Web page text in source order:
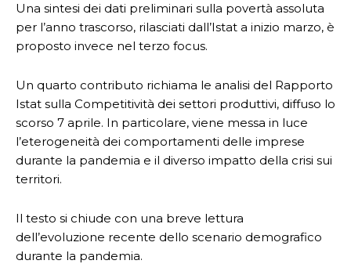
Una sintesi dei dati preliminari sulla povertà assoluta
per l’anno trascorso, rilasciati dall’Istat a inizio marzo, è
proposto invece nel terzo focus.
Un quarto contributo richiama le analisi del Rapporto
Istat sulla Competitività dei settori produttivi, diffuso lo
scorso 7 aprile. In particolare, viene messa in luce
l’eterogeneità dei comportamenti delle imprese
durante la pandemia e il diverso impatto della crisi sui
territori.
Il testo si chiude con una breve lettura
dell’evoluzione recente dello scenario demografico
durante la pandemia.